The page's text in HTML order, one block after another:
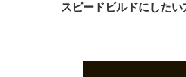
スピードビルドにした